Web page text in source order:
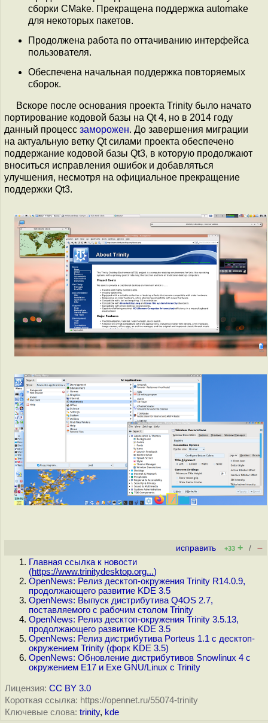
сборки CMake. Прекращена поддержка automake
для некоторых пакетов.
Продолжена работа по оттачиванию интерфейса
пользователя.
Обеспечена начальная поддержка повторяемых
сборок.
Вскоре после основания проекта Trinity было начато
портирование кодовой базы на Qt 4, но в 2014 году
данный процесс заморожен. До завершения миграции
на актуальную ветку Qt силами проекта обеспечено
поддержание кодовой базы Qt3, в которую продолжают
вноситься исправления ошибок и добавляться
улучшения, несмотря на официальное прекращение
поддержки Qt3.
исправить +33 + / –
Главная ссылка к новости
(https://www.trinitydesktop.org...)
OpenNews: Релиз десктоп-окружения Trinity R14.0.9,
продолжающего развитие KDE 3.5
OpenNews: Выпуск дистрибутива Q4OS 2.7,
поставляемого с рабочим столом Trinity
OpenNews: Релиз десктоп-окружения Trinity 3.5.13,
продолжающего развитие KDE 3.5
OpenNews: Релиз дистрибутива Porteus 1.1 с десктоп-
окружением Trinity (форк KDE 3.5)
OpenNews: Обновление дистрибутивов Snowlinux 4 с
окружением E17 и Exe GNU/Linux с Trinity
Лицензия: CC BY 3.0
Короткая ссылка: https://opennet.ru/55074-trinity
Ключевые слова: trinity, kde